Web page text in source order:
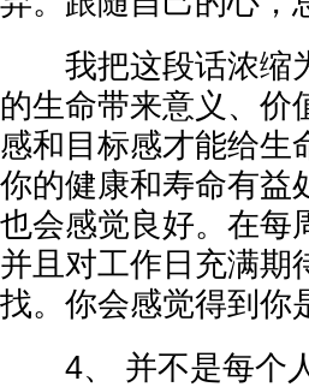
我把这段话浓缩为
的生命带来意义、价
感和目标感才能给生
你的健康和寿命有益
也会感觉良好。在每
并且对工作日充满期
找。你会感觉得到你
4、 并不是每个人